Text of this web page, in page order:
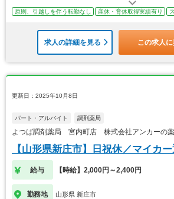
原則、引越しを伴う転勤なし 産休・育休取得実績有り
求人の詳細を見る この求人
更新日：2025年10月8日
パート・アルバイト 調剤薬局
よつば調剤薬局 宮内町店 株式会社アンカーの薬
【山形県新庄市】日祝休／マイカ
給与 【時給】2,000円～2,400円
勤務地 山形県 新庄市